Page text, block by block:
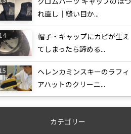
れ直し｜縫い目か...
帽子・キャップにカビが生え
てしまったら諦める...
ヘレンカミンスキーのラフィ
アハットのクリーニ...
カテゴリー